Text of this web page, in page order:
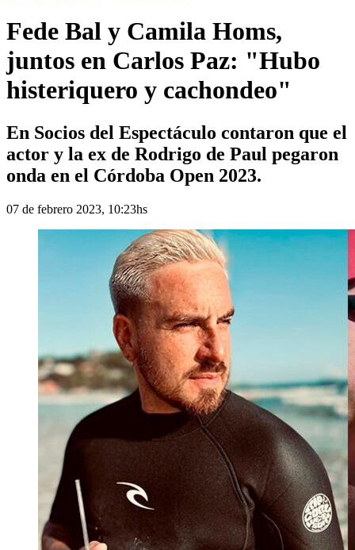
Fede Bal y Camila Homs,
juntos en Carlos Paz: "Hubo
histeriquero y cachondeo"
En Socios del Espectáculo contaron que el
actor y la ex de Rodrigo de Paul pegaron
onda en el Córdoba Open 2023.
07 de febrero 2023, 10:23hs